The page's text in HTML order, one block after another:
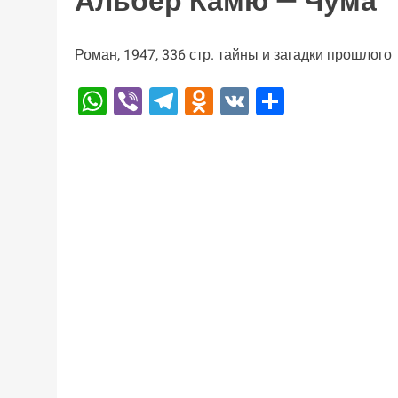
Роман, 1947, 336 стр. тайны и загадки прошлого
WhatsApp
ViberTelegram
Odnoklassniki
VK